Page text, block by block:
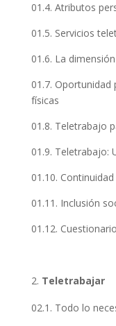
01.4. Atributos
01.5. Servicios
01.6. La
01.7. Oportunidad
físicas
01.8. Teletrabajo
01.9. Teletrabajo:
01.10.
01.11. Inclusión
01.12. Cuestionario
02.1. Todo lo